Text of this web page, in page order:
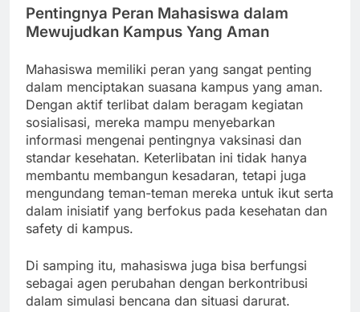
Pentingnya Peran Mahasiswa dalam
Mewujudkan Kampus Yang Aman
Mahasiswa memiliki peran yang sangat penting
dalam menciptakan suasana kampus yang aman.
Dengan aktif terlibat dalam beragam kegiatan
sosialisasi, mereka mampu menyebarkan
informasi mengenai pentingnya vaksinasi dan
standar kesehatan. Keterlibatan ini tidak hanya
membantu membangun kesadaran, tetapi juga
mengundang teman-teman mereka untuk ikut serta
dalam inisiatif yang berfokus pada kesehatan dan
safety di kampus.
Di samping itu, mahasiswa juga bisa berfungsi
sebagai agen perubahan dengan berkontribusi
dalam simulasi bencana dan situasi darurat.